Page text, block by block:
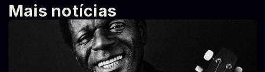
Mais notícias